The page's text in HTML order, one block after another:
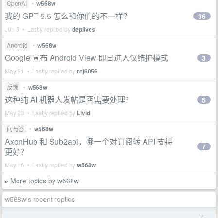
OpenAI • w568w
我的 GPT 5.5 怎么和你们的不一样？
Jun 5 • Lastly replied bydeplives
36
Android • w568w
Google 宣布 Android View 即日进入仅维护模式
May 21 • Lastly replied byrcj6056
3
反馈 • w568w
这种纯 AI 机器人发帖是否需要处理？
May 23 • Lastly replied by Livid
5
问与答 • w568w
AxonHub 和 Sub2api，哪一个对订阅转 API 支持
更好？
May 16 • Lastly replied byw568w
7
» More topics by w568w
w568w's recent replies
7